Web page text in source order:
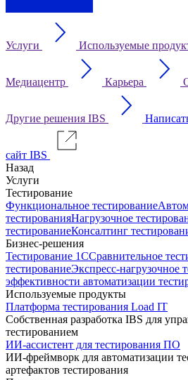
Услуги Используемые
Медиацентр Карьера
Другие решения IBS
сайт IBS
Назад
Услуги
Тестирование
Функциональное тестирование
тестированияНагрузочное
тестированиеКонсалтинг
Бизнес-решения
Тестирование 1ССравнительное
тестированиеЭкспресс-нагрузочное
эффективности автоматизации
Используемые продукты
Платформа тестирования Load IT
Собственная разработка IBS для
тестированием
ИИ-ассистент для тестирования ПО
ИИ-фреймворк для автоматизации
артефактов тестирования